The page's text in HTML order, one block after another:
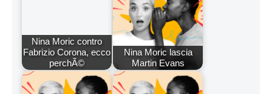
Nina Moric contro
Fabrizio Corona, ecco
perchÃ©
Nina Moric lascia
Martin Evans